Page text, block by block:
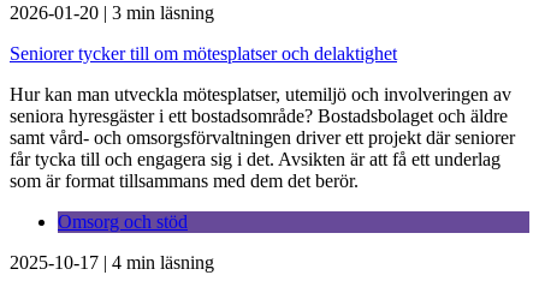
2026-01-20 | 3 min läsning
Seniorer tycker till om mötesplatser och delaktighet
Hur kan man utveckla mötesplatser, utemiljö och involveringen av
seniora hyresgäster i ett bostadsområde? Bostadsbolaget och äldre
samt vård- och omsorgsförvaltningen driver ett projekt där seniorer
får tycka till och engagera sig i det. Avsikten är att få ett underlag
som är format tillsammans med dem det berör.
Omsorg och stöd
2025-10-17 | 4 min läsning